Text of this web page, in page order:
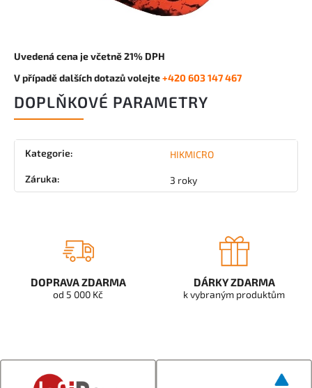
Uvedená cena je včetně 21% DPH
V případě dalších dotazů volejte+420 603 147 467
DOPLŇKOVÉ PARAMETRY
Kategorie: HIKMICRO
Záruka: 3 roky
DOPRAVA ZDARMA
od 5 000 Kč
DÁRKY ZDARMA
k vybraným produktům